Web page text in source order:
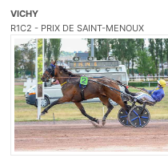
VICHY
R1C2 - PRIX DE SAINT-MENOUX